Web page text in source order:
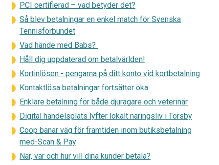
PCI certifierad – vad betyder det?
Så blev betalningar en enkel match för Svenska
Tennisförbundet
Vad hände med Babs?
Håll dig uppdaterad om betalvärlden!
Kortinlösen - pengarna på ditt konto vid kortbetalning
Kontaktlösa betalningar fortsätter öka
Enklare betalning för både djurägare och veterinär
Digital handelsplats lyfter lokalt näringsliv i Torsby
Coop banar väg för framtiden inom butiksbetalning
med-Scan & Pay
När, var och hur vill dina kunder betala?